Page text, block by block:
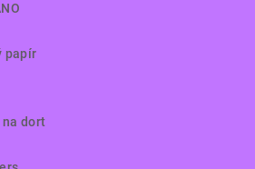
papír
dort